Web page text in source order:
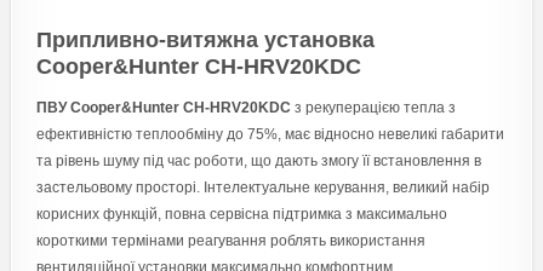
Припливно-витяжна установка
Cooper&Hunter CH-HRV20KDC
ПВУ Cooper&Hunter CH-HRV20KDC з рекуперацією тепла з
ефективністю теплообміну до 75%, має відносно невеликі габарити
та рівень шуму під час роботи, що дають змогу її встановлення в
застельовому просторі. Інтелектуальне керування, великий набір
корисних функцій, повна сервісна підтримка з максимально
короткими термінами реагування роблять використання
вентиляційної установки максимально комфортним.